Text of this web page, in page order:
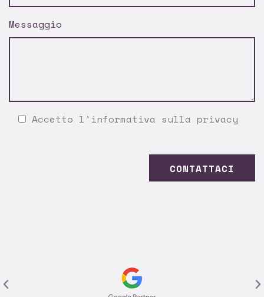
Messaggio
Accetto l' informativa sulla privacy